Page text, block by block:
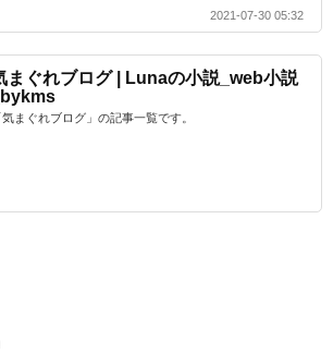
2021-07-30 05:32
まぐれブログ | Lunaの小説_web小説
_bykms
気まぐれブログ」の記事一覧です。